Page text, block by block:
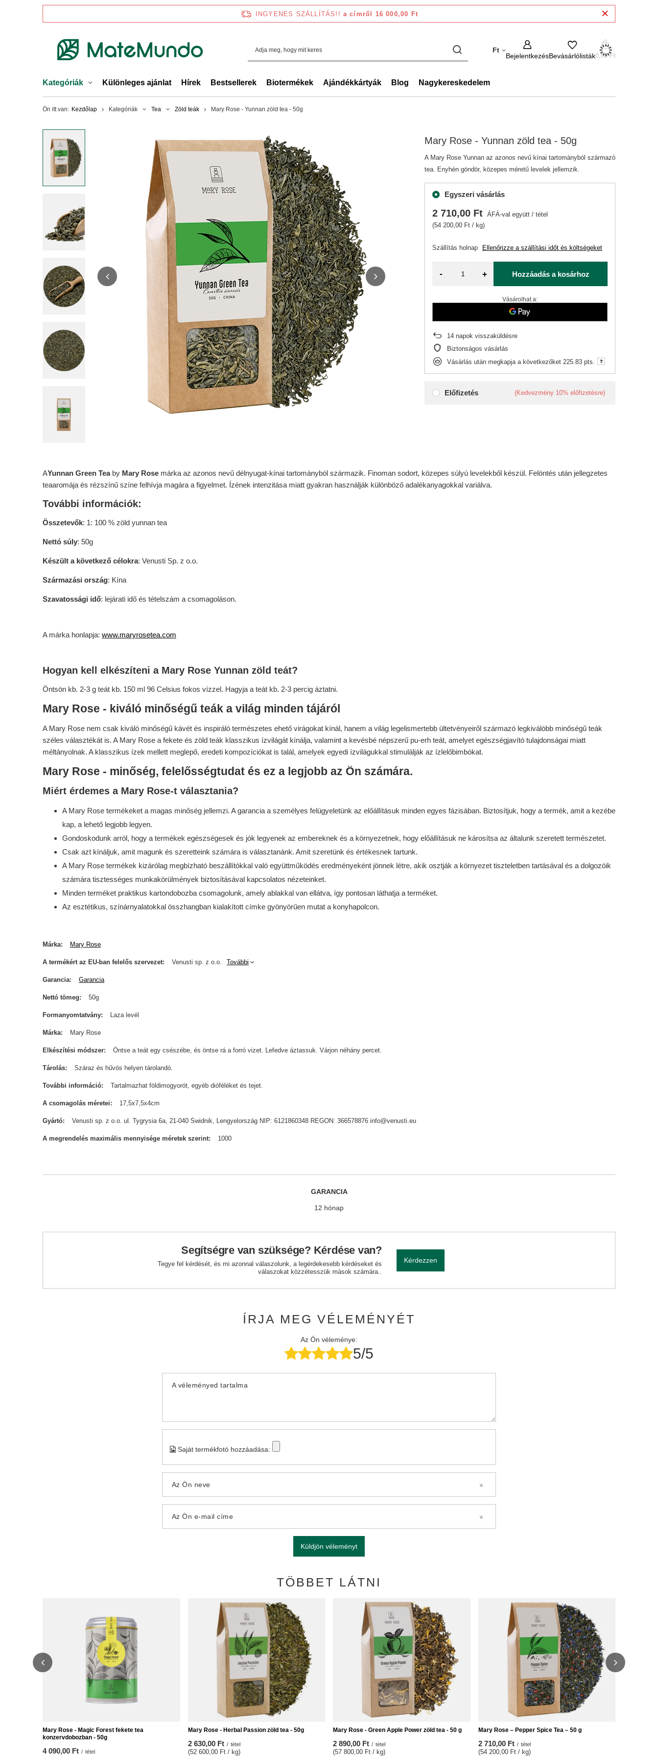
INGYENES SZÁLLÍTÁS!! a címről 16 000,00 Ft
Ft
BejelentkezésBevásárlólisták0,00 Ft
Kategóriák Különleges ajánlat Hírek Bestsellerek Biotermékek Ajándékkártyák Blog Nagykereskedelem
Ön itt van: Kezdőlap Kategóriák Tea Zöld teák Mary Rose - Yunnan zöld tea - 50g
Mary Rose - Yunnan zöld tea - 50g
A Mary Rose Yunnan az azonos nevű kínai tartományból származó
tea. Enyhén göndör, közepes méretű levelek jellemzik.
Egyszeri vásárlás
Előfizetés (Kedvezmény 10% előfizetésre)
Szállítás holnap Ellenőrizze a szállítási időt és költségeket
2 710,00 Ft ÁFÁ-val együtt /tétel
(54 200,00 Ft / kg)
- + Hozzáadás a kosárhoz
Vásárolhat a:
14 napok visszaküldésre
Biztonságos vásárlás
Vásárlás után megkapja a következőket 225.83 pts.
AYunnan Green Teaby Mary Rose márka az azonos nevű délnyugat-kínai tartományból származik. Finoman sodort, közepes súlyú levelekből készül. Felöntés után jellegzetes
teaaromája és rézszínű színe felhívja magára a figyelmet. Ízének intenzitása miatt gyakran használják különböző adalékanyagokkal variálva.
További információk:
Összetevők: 1: 100 % zöld yunnan tea
Nettó súly: 50g
Készült a következő célokra: Venusti Sp. z o.o.
Származási ország: Kína
Szavatossági idő: lejárati idő és tételszám a csomagoláson.
A márka honlapja: www.maryrosetea.com
Hogyan kell elkészíteni a Mary Rose Yunnan zöld teát?
Öntsön kb. 2-3 g teát kb. 150 ml 96 Celsius fokos vízzel. Hagyja a teát kb. 2-3 percig áztatni.
Mary Rose - kiváló minőségű teák a világ minden tájáról
A Mary Rose nem csak kiváló minőségű kávét és inspiráló természetes ehető virágokat kínál, hanem a világ legelismertebb ültetvényeiről származó legkiválóbb minőségű teák
széles választékát is. A Mary Rose a fekete és zöld teák klasszikus ízvilágát kínálja, valamint a kevésbé népszerű pu-erh teát, amelyet egészségjavító tulajdonságai miatt
méltányolnak. A klasszikus ízek mellett meglepő, eredeti kompozíciókat is talál, amelyek egyedi ízvilágukkal stimulálják az ízlelőbimbókat.
Mary Rose - minőség, felelősségtudat és ez a legjobb az Ön számára.
Miért érdemes a Mary Rose-t választania?
A Mary Rose termékeket a magas minőség jellemzi. A garancia a személyes felügyeletünk az előállításuk minden egyes fázisában. Biztosítjuk, hogy a termék, amit a kezébe
kap, a lehető legjobb legyen.
Gondoskodunk arról, hogy a termékek egészségesek és jók legyenek az embereknek és a környezetnek, hogy előállításuk ne károsítsa az általunk szeretett természetet.
Csak azt kínáljuk, amit magunk és szeretteink számára is választanánk. Amit szeretünk és értékesnek tartunk.
A Mary Rose termékek kizárólag megbízható beszállítókkal való együttműködés eredményeként jönnek létre, akik osztják a környezet tiszteletben tartásával és a dolgozóik
számára tisztességes munkakörülmények biztosításával kapcsolatos nézeteinket.
Minden terméket praktikus kartondobozba csomagolunk, amely ablakkal van ellátva, így pontosan láthatja a terméket.
Az esztétikus, színárnyalatokkal összhangban kialakított címke gyönyörűen mutat a konyhapolcon.
Márka Mary Rose
A termékért az EU-ban felelős szervezet Venusti sp. z o.o. További
Garancia Garancia
Nettó tömeg 50g
Formanyomtatvány Laza levél
Márka Mary Rose
Elkészítési módszer Öntse a teát egy csészébe, és öntse rá a forró vizet. Lefedve áztassuk. Várjon néhány percet.
Tárolás Száraz és hűvös helyen tárolandó.
További információ Tartalmazhat földimogyorót, egyéb dióféléket és tejet.
A csomagolás méretei 17,5x7,5x4cm
Gyártó Venusti sp. z o.o. ul. Tygrysia 6a, 21-040 Świdnik, Lengyelország NIP: 6121860348 REGON: 366578876 info@venusti.eu
A megrendelés maximális mennyisége méretek szerint 1000
GARANCIA
12 hónap
Segítségre van szüksége? Kérdése van?
Tegye fel kérdését, és mi azonnal válaszolunk, a legérdekesebb kérdéseket és
válaszokat közzétesszük mások számára..
Kérdezzen
ÍRJA MEG VÉLEMÉNYÉT
Az Ön véleménye:
5/5
A véleményed tartalma
Saját termékfotó hozzáadása:
Az Ön neve
Az Ön e-mail címe
Küldjön véleményt
TÖBBET LÁTNI
Mary Rose - Magic Forest fekete tea
konzervdobozban - 50g
4 090,00 Ft / tétel
Mary Rose - Herbal Passion zöld tea - 50g
2 630,00 Ft / tétel
(52 600,00 Ft / kg)
Mary Rose - Green Apple Power zöld tea - 50 g
2 890,00 Ft / tétel
(57 800,00 Ft / kg)
Mary Rose – Pepper Spice Tea – 50 g
2 710,00 Ft / tétel
(54 200,00 Ft / kg)